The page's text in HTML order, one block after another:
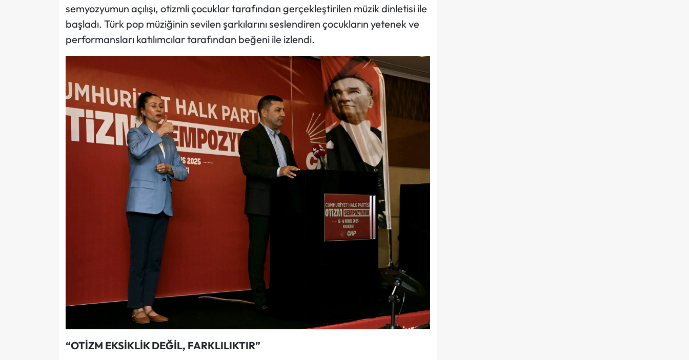
semyozyumun açılışı, otizmli çocuklar tarafından gerçekleştirilen müzik dinletisi ile
başladı. Türk pop müziğinin sevilen şarkılarını seslendiren çocukların yetenek ve
performansları katılımcılar tarafından beğeni ile izlendi.
“OTİZM EKSİKLİK DEĞİL, FARKLILIKTIR”